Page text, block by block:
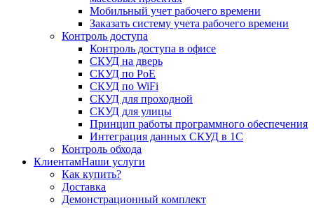
Мобильный учет рабочего времени
Заказать систему учета рабочего времени
Контроль доступа
Контроль доступа в офисе
СКУД на дверь
СКУД по PoE
СКУД по WiFi
СКУД для проходной
СКУД для улицы
Принцип работы программного обеспечения
Интеграция данных СКУД в 1С
Контроль обхода
КлиентамНаши услуги
Как купить?
Доставка
Демонстрационный комплект